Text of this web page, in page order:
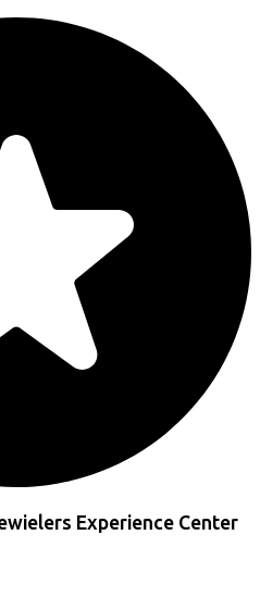
Experience Center